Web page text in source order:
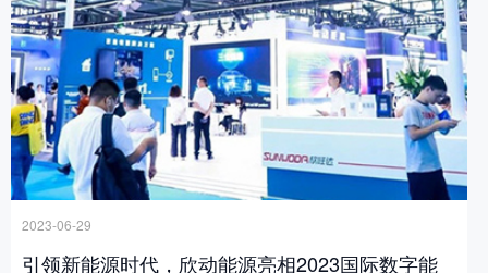
2023-06-29
引领新能源时代，欣动能源亮相2023国际数字能